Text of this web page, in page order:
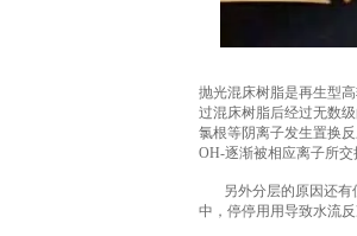
抛光混床树脂是再生型
过混床树脂后经过无数
氯根等阴离子发生置换
OH-逐渐被相应离子所
另外分层的原因还有
中，停停用用导致水流